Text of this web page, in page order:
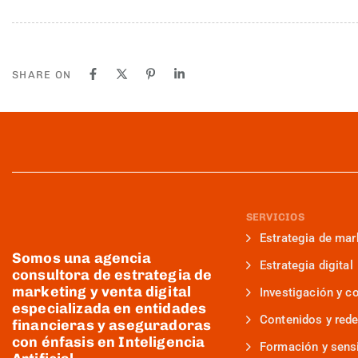
SHARE ON
Somos una agencia
consultora de estrategia de
marketing y venta digital
especializada en entidades
financieras y aseguradoras
con énfasis en Inteligencia
SERVICIOS
Estrategia de
Estrategia digital
Investigación y
Contenidos y
Formación y